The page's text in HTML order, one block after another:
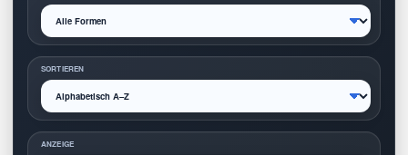
SORTIEREN
ANZEIGE